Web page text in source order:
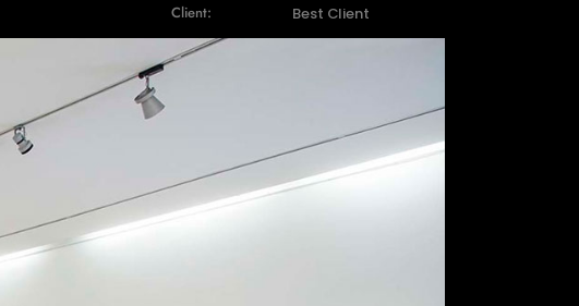
Client: Best Client